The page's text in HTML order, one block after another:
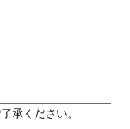
承ください。